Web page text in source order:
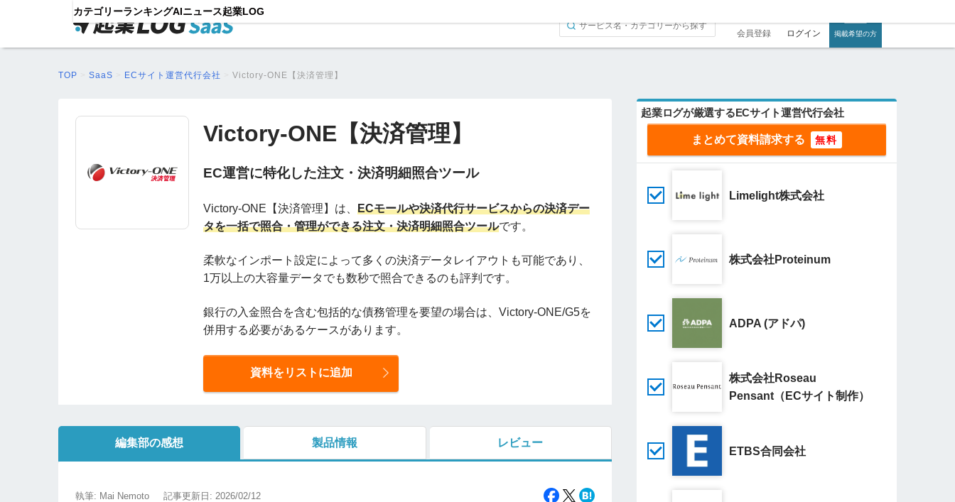
カテゴリーランキングAIニュース起業LOG
会員登録 ログイン 掲載希望の方
TOP SaaS ECサイト運営代行会社 Victory-ONE【決済管理】
Victory-ONE【決済管理】
EC運営に特化した注文・決済明細照合ツール
Victory-ONE【決済管理】は、 ECモールや決済代行サービスからの決済デー
タを一括で照合・管理ができる注文・決済明細照合ツールです。
柔軟なインポート設定によって多くの決済データレイアウトも可能であり、
1万以上の大容量データでも数秒で照合できるのも評判です。
銀行の入金照合を含む包括的な債務管理を要望の場合は、Victory-ONE/G5を
併用する必要があるケースがあります。
資料をリストに追加
編集部の感想 製品情報 レビュー
執筆: Mai Nemoto 記事更新日: 2026/02/12
起業ログが厳選するECサイト運営代行会社
まとめて資料請求する
Limelight株式会社
株式会社Proteinum
ADPA (アドパ)
株式会社Roseau
Pensant（ECサイト制作）
ETBS合同会社